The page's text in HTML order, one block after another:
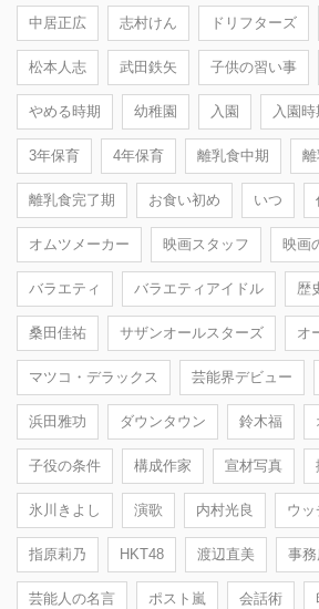
中居正広 志村けん ドリフターズ
松本人志 武田鉄矢 子供の習い事
やめる時期 幼稚園 入園 入園時
3年保育 4年保育 離乳食中期 離
離乳食完了期 お食い初め いつ
オムツメーカー 映画スタッフ 映画
バラエティ バラエティアイドル 歴
桑田佳祐 サザンオールスターズ オ
マツコ・デラックス 芸能界デビュー
浜田雅功 ダウンタウン 鈴木福
子役の条件 構成作家 宣材写真
氷川きよし 演歌 内村光良 ウ
指原莉乃 HKT48 渡辺直美 事
芸能人の名言 ポスト嵐 会話術